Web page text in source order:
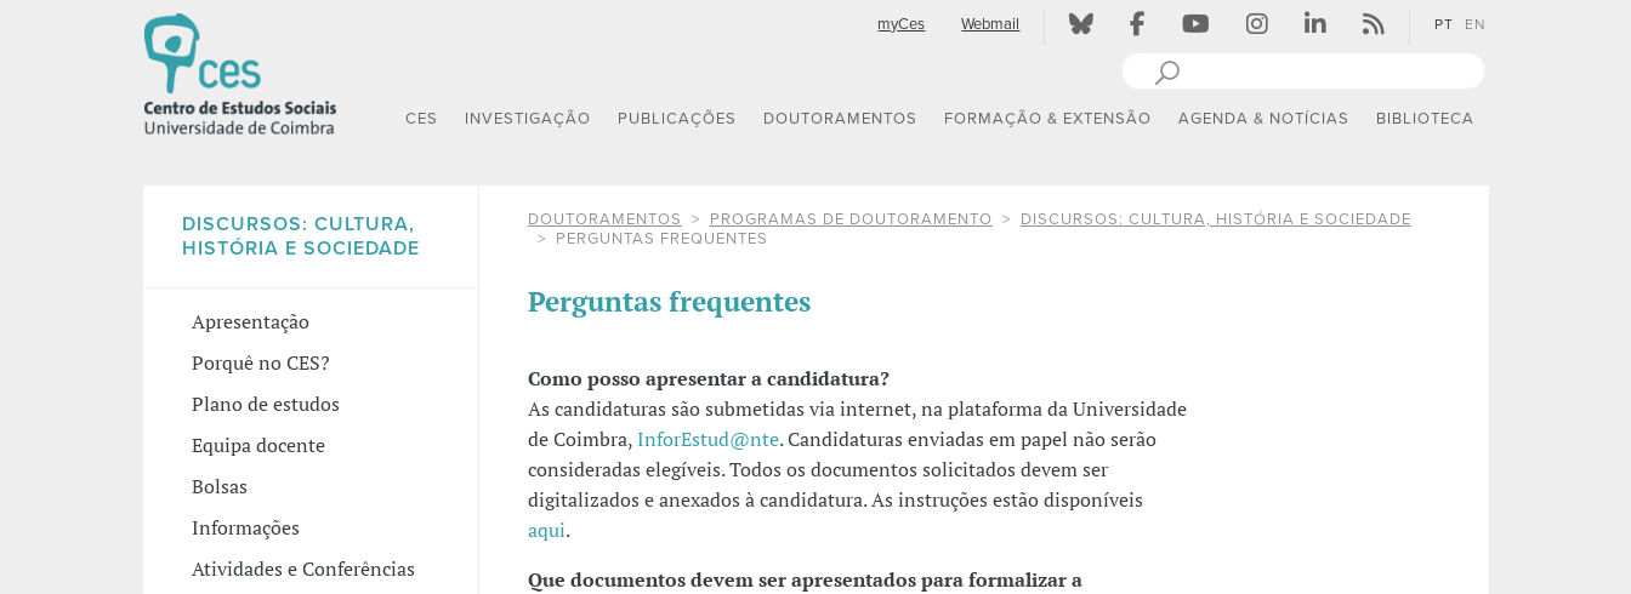
myCes Webmail PT EN
CES INVESTIGAÇÃO PUBLICAÇÕES DOUTORAMENTOS FORMAÇÃO & EXTENSÃO AGENDA & NOTÍCIAS BIBLIOTECA
DISCURSOS: CULTURA,
HISTÓRIA E SOCIEDADE
Apresentação
Porquê no CES?
Plano de estudos
Equipa docente
Bolsas
Informações
Atividades e Conferências
DOUTORAMENTOS PROGRAMAS DE DOUTORAMENTO
DISCURSOS: CULTURA, HISTÓRIA E SOCIEDADE
PERGUNTAS FREQUENTES
Perguntas frequentes
Como posso apresentar a candidatura?
As candidaturas são submetidas via internet, na plataforma da Universidade
de Coimbra, InforEstud@nte. Candidaturas enviadas em papel não serão
consideradas elegíveis. Todos os documentos solicitados devem ser
digitalizados e anexados à candidatura. As instruções estão disponíveis
aqui.
Que documentos devem ser apresentados para formalizar a